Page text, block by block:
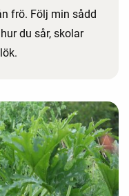
frö. Följ min sådd
du sår, skolar